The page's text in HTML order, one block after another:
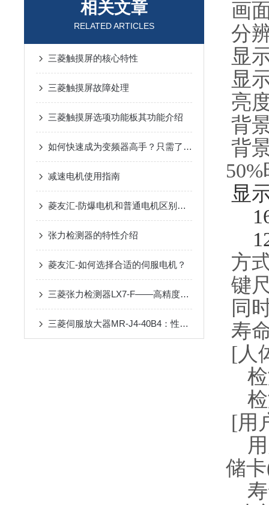
相关文章
RELATED ARTICLES
三菱触摸屏的核心特性
三菱触摸屏故障处理
三菱触摸屏选项功能板其功能介绍
如何快速成为变频器高手？只需了解这15个变频器问题
减速电机使用指南
菱友汇-防爆电机和普通电机区别在哪？
张力检测器的特性介绍
菱友汇-如何选择合适的伺服电机？
三菱张力检测器LX7-F——高精度、高可靠性的张力测量设备
三菱伺服放大器MR-J4-40B4：性能优势解析
画
分
显
显
亮
背
背
显
16
12
方
键
同
寿
[人
检
检
[用
用
储
寿